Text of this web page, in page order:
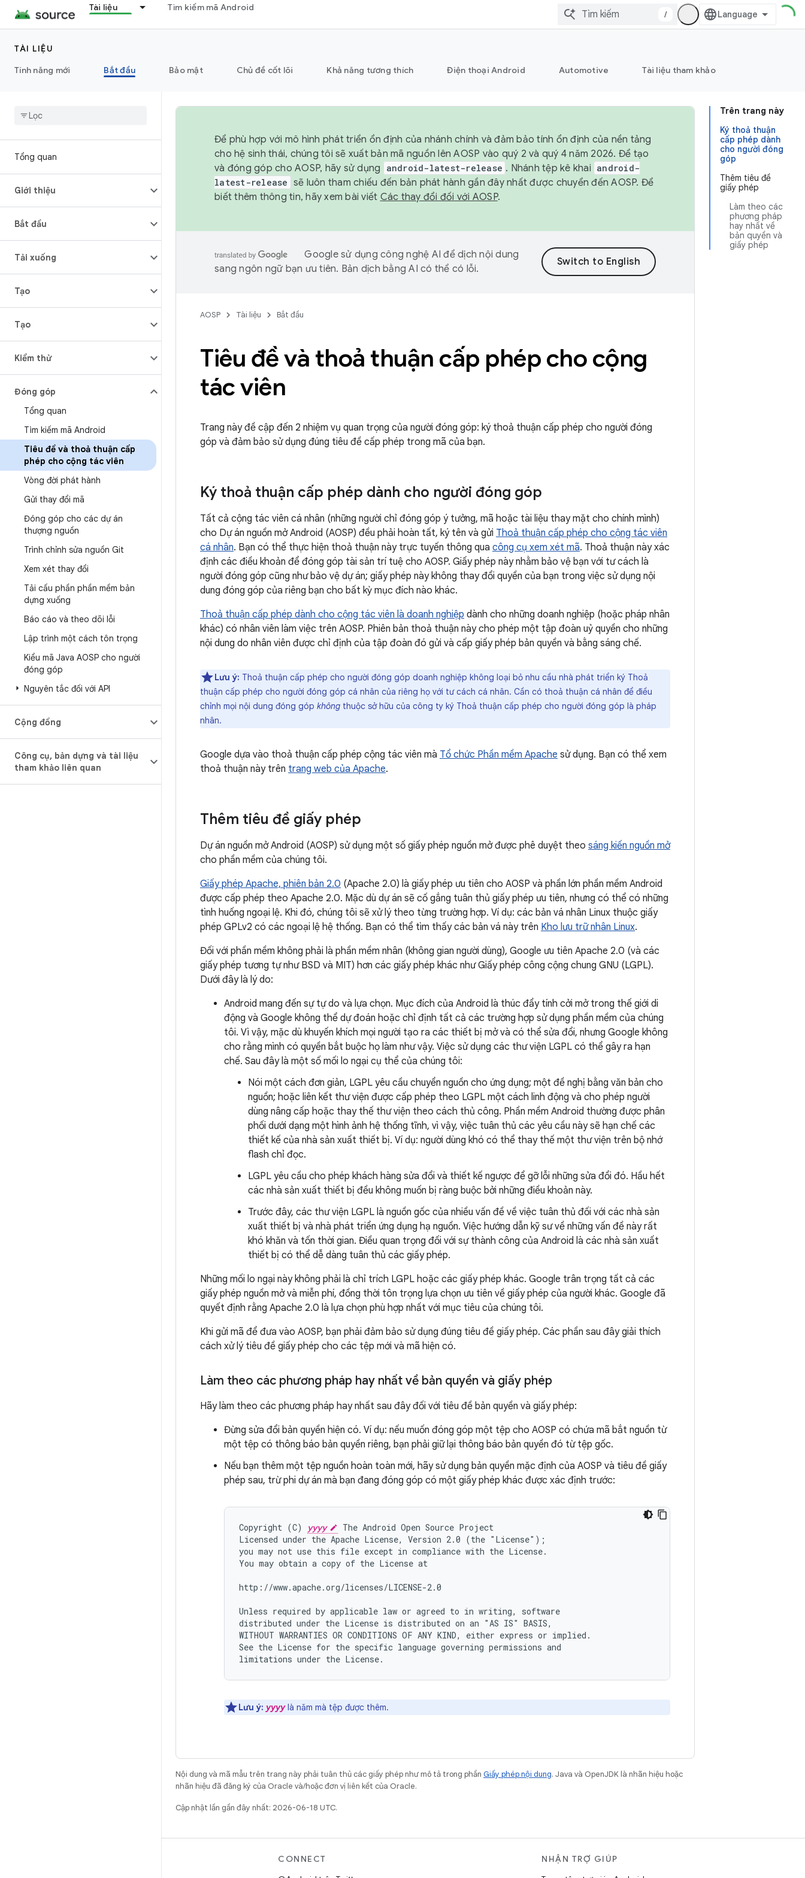
Tài liệu Tìm kiếm mã Android
/
TÀI LIỆU
Tính năng mới
Bắt đầu Bảo mật Chủ đề cốt lõi Khả năng tương thích Điện thoại Android Automotive Tài liệu tham khảo
Tổng quan
Giới thiệu
Bắt đầu
Tải xuống
Tạo
Tạo
Kiểm thử
Đóng góp
Tổng quan
Tìm kiếm mã Android
Tiêu đề và thoả thuận cấp
phép cho cộng tác viên
Vòng đời phát hành
Gửi thay đổi mã
Đóng góp cho các dự án
thượng nguồn
Trình chỉnh sửa nguồn Git
Xem xét thay đổi
Tải cấu phần phần mềm bản
dựng xuống
Báo cáo và theo dõi lỗi
Lập trình một cách tôn trọng
Kiểu mã Java AOSP cho người
đóng góp
Nguyên tắc đối với API
Cộng đồng
Công cụ, bản dựng và tài liệu
tham khảo liên quan
Trên trang này
Ký thoả thuận
cấp phép dành
cho người đóng
góp
Thêm tiêu đề
giấy phép
Làm theo các
phương pháp
hay nhất về
bản quyền và
giấy phép
Để phù hợp với mô hình phát triển ổn định của nhánh chính và đảm bảo tính ổn định của nền tảng
cho hệ sinh thái, chúng tôi sẽ xuất bản mã nguồn lên AOSP vào quý 2 và quý 4 năm 2026. Để tạo
và đóng góp cho AOSP, hãy sử dụng
android-latest-release . Nhánh tệp kê khai android-
latest-release sẽ luôn tham chiếu đến bản phát hành gần đây nhất được chuyển đến AOSP. Để
biết thêm thông tin, hãy xem bài viết Các thay đổi đối với AOSP.
Google sử dụng công nghệ AI để dịch nội dung
sang ngôn ngữ bạn ưu tiên. Bản dịch bằng AI có thể có lỗi.
AOSP Tài liệu Bắt đầu
Tiêu đề và thoả thuận cấp phép cho cộng
tác viên
Trang này đề cập đến 2 nhiệm vụ quan trọng của người đóng góp: ký thoả thuận cấp phép cho người đóng
góp và đảm bảo sử dụng đúng tiêu đề cấp phép trong mã của bạn.
Ký thoả thuận cấp phép dành cho người đóng góp
Tất cả cộng tác viên cá nhân (những người chỉ đóng góp ý tưởng, mã hoặc tài liệu thay mặt cho chính mình)
cho Dự án nguồn mở Android (AOSP) đều phải hoàn tất, ký tên và gửi Thoả thuận cấp phép cho cộng tác viên
cá nhân. Bạn có thể thực hiện thoả thuận này trực tuyến thông qua công cụ xem xét mã. Thoả thuận này xác
định các điều khoản để đóng góp tài sản trí tuệ cho AOSP. Giấy phép này nhằm bảo vệ bạn với tư cách là
người đóng góp cũng như bảo vệ dự án; giấy phép này không thay đổi quyền của bạn trong việc sử dụng nội
dung đóng góp của riêng bạn cho bất kỳ mục đích nào khác.
Thoả thuận cấp phép dành cho cộng tác viên là doanh nghiệp dành cho những doanh nghiệp (hoặc pháp nhân
khác) có nhân viên làm việc trên AOSP. Phiên bản thoả thuận này cho phép một tập đoàn uỷ quyền cho những
nội dung do nhân viên được chỉ định của tập đoàn đó gửi và cấp giấy phép bản quyền và bằng sáng chế.
Lưu ý: Thoả thuận cấp phép cho người đóng góp doanh nghiệp không loại bỏ nhu cầu nhà phát triển ký Thoả
thuận cấp phép cho người đóng góp cá nhân của riêng họ với tư cách cá nhân. Cần có thoả thuận cá nhân để điều
chỉnh mọi nội dung đóng góp không thuộc sở hữu của công ty ký Thoả thuận cấp phép cho người đóng góp là pháp
nhân.
Google dựa vào thoả thuận cấp phép cộng tác viên mà Tổ chức Phần mềm Apache sử dụng. Bạn có thể xem
thoả thuận này trên trang web của Apache.
Thêm tiêu đề giấy phép
Dự án nguồn mở Android (AOSP) sử dụng một số giấy phép nguồn mở được phê duyệt theo sáng kiến nguồn mở
cho phần mềm của chúng tôi.
Giấy phép Apache, phiên bản 2.0 (Apache 2.0) là giấy phép ưu tiên cho AOSP và phần lớn phần mềm Android
được cấp phép theo Apache 2.0. Mặc dù dự án sẽ cố gắng tuân thủ giấy phép ưu tiên, nhưng có thể có những
tình huống ngoại lệ. Khi đó, chúng tôi sẽ xử lý theo từng trường hợp. Ví dụ: các bản vá nhân Linux thuộc giấy
phép GPLv2 có các ngoại lệ hệ thống. Bạn có thể tìm thấy các bản vá này trên Kho lưu trữ nhân Linux.
Đối với phần mềm không phải là phần mềm nhân (không gian người dùng), Google ưu tiên Apache 2.0 (và các
giấy phép tương tự như BSD và MIT) hơn các giấy phép khác như Giấy phép công cộng chung GNU (LGPL).
Dưới đây là lý do:
Android mang đến sự tự do và lựa chọn. Mục đích của Android là thúc đẩy tính cởi mở trong thế giới di
động và Google không thể dự đoán hoặc chỉ định tất cả các trường hợp sử dụng phần mềm của chúng
tôi. Vì vậy, mặc dù khuyến khích mọi người tạo ra các thiết bị mở và có thể sửa đổi, nhưng Google không
cho rằng mình có quyền bắt buộc họ làm như vậy. Việc sử dụng các thư viện LGPL có thể gây ra hạn
chế. Sau đây là một số mối lo ngại cụ thể của chúng tôi:
Nói một cách đơn giản, LGPL yêu cầu chuyển nguồn cho ứng dụng; một đề nghị bằng văn bản cho
nguồn; hoặc liên kết thư viện được cấp phép theo LGPL một cách linh động và cho phép người
dùng nâng cấp hoặc thay thế thư viện theo cách thủ công. Phần mềm Android thường được phân
phối dưới dạng một hình ảnh hệ thống tĩnh, vì vậy, việc tuân thủ các yêu cầu này sẽ hạn chế các
thiết kế của nhà sản xuất thiết bị. Ví dụ: người dùng khó có thể thay thế một thư viện trên bộ nhớ
flash chỉ đọc.
LGPL yêu cầu cho phép khách hàng sửa đổi và thiết kế ngược để gỡ lỗi những sửa đổi đó. Hầu hết
các nhà sản xuất thiết bị đều không muốn bị ràng buộc bởi những điều khoản này.
Trước đây, các thư viện LGPL là nguồn gốc của nhiều vấn đề về việc tuân thủ đối với các nhà sản
xuất thiết bị và nhà phát triển ứng dụng hạ nguồn. Việc hướng dẫn kỹ sư về những vấn đề này rất
khó khăn và tốn thời gian. Điều quan trọng đối với sự thành công của Android là các nhà sản xuất
thiết bị có thể dễ dàng tuân thủ các giấy phép.
Những mối lo ngại này không phải là chỉ trích LGPL hoặc các giấy phép khác. Google trân trọng tất cả các
giấy phép nguồn mở và miễn phí, đồng thời tôn trọng lựa chọn ưu tiên về giấy phép của người khác. Google đã
quyết định rằng Apache 2.0 là lựa chọn phù hợp nhất với mục tiêu của chúng tôi.
Khi gửi mã để đưa vào AOSP, bạn phải đảm bảo sử dụng đúng tiêu đề giấy phép. Các phần sau đây giải thích
cách xử lý tiêu đề giấy phép cho các tệp mới và mã hiện có.
Làm theo các phương pháp hay nhất về bản quyền và giấy phép
Hãy làm theo các phương pháp hay nhất sau đây đối với tiêu đề bản quyền và giấy phép:
Đừng sửa đổi bản quyền hiện có. Ví dụ: nếu muốn đóng góp một tệp cho AOSP có chứa mã bắt nguồn từ
một tệp có thông báo bản quyền riêng, bạn phải giữ lại thông báo bản quyền đó từ tệp gốc.
Nếu bạn thêm một tệp nguồn hoàn toàn mới, hãy sử dụng bản quyền mặc định của AOSP và tiêu đề giấy
phép sau, trừ phi dự án mà bạn đang đóng góp có một giấy phép khác được xác định trước:
Copyright (C) yyyy
The Android Open Source Project
Licensed under the Apache License, Version 2.0 (the "License");
you may not use this file except in compliance with the License.
You may obtain a copy of the License at
http://www.apache.org/licenses/LICENSE-2.0
Unless required by applicable law or agreed to in writing, software
distributed under the License is distributed on an "AS IS" BASIS,
WITHOUT WARRANTIES OR CONDITIONS OF ANY KIND, either express or implied.
See the License for the specific language governing permissions and
Lưu ý: yyyylà năm mà tệp được thêm.
Nội dung và mã mẫu trên trang này phải tuân thủ các giấy phép như mô tả trong phần Giấy phép nội dung. Java và OpenJDK là nhãn hiệu hoặc
nhãn hiệu đã đăng ký của Oracle và/hoặc đơn vị liên kết của Oracle.
Cập nhật lần gần đây nhất: 2026-06-18 UTC.
CONNECT
NHẬN TRỢ GIÚP